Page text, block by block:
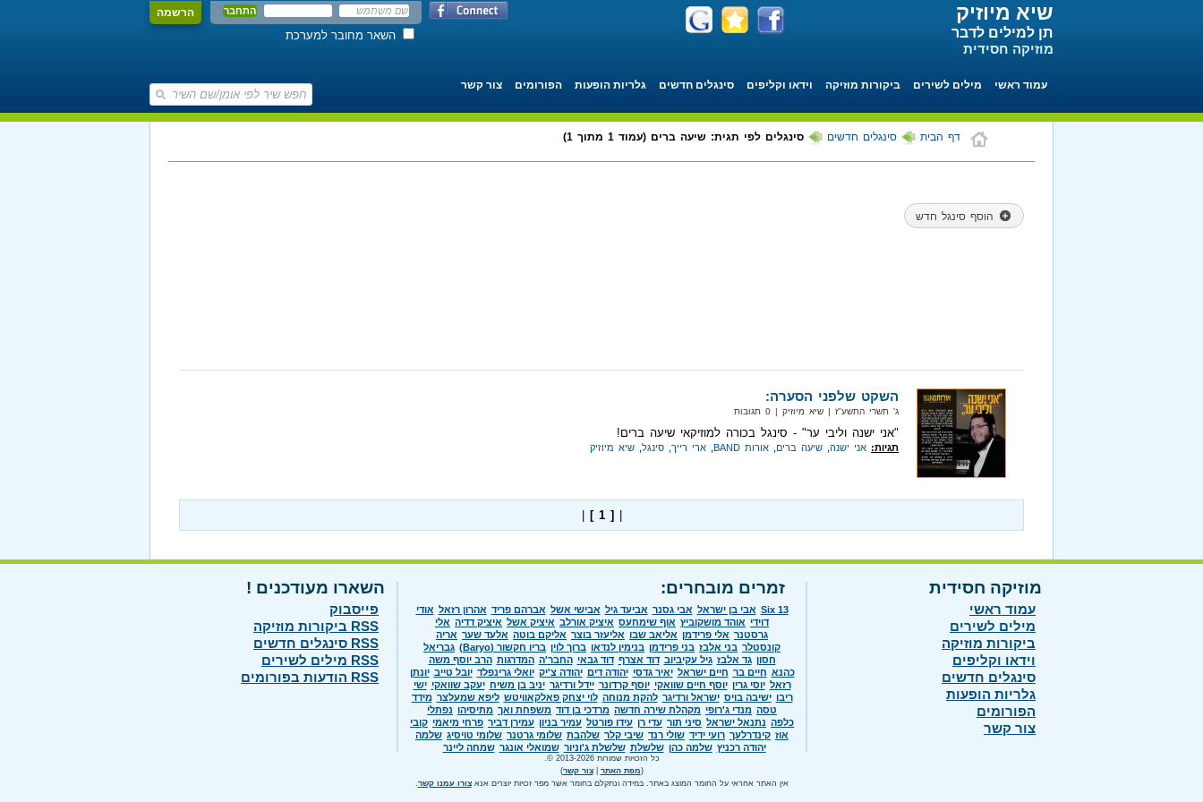
הרשמה
השאר מחובר למערכת
שיא מיוזיק
תן למילים לדבר
מוזיקה חסידית
עמוד ראשי מילים לשירים ביקורות מוזיקה וידאו וקליפים סינגלים חדשים גלריות הופעות הפורומים צור קשר
דף הבית סינגלים חדשים סינגלים לפי תגית: שיעה ברים (עמוד 1 מתוך 1)
הוסף סינגל חדש
השקט שלפני הסערה:
ג' תשרי התשע"ז‏ | שיא מיוזיק‏ | 0 תגובות
"אני ישנה וליבי ער" - סינגל בכורה למוזיקאי שיעה ברים!
תגיות: אני ישנה שיעה ברים אורות BAND ארי רייך סינגל שיא מיוזיק
[ 1 ]
מוזיקה חסידית
עמוד ראשי
מילים לשירים
ביקורות מוזיקה
וידאו וקליפים
סינגלים חדשים
גלריות הופעות
הפורומים
צור קשר
זמרים מובחרים:
Six 13 אבי בן ישראל אבי גסנר אביעד גיל אבישי אשל אברהם פריד אהרון רזאל אודי
דוידי אוהד מושקוביץ אוף שימחעס איציק אורלב איציק אשל איציק דדיה אלי
גרסטנר אלי פרידמן אליאב שבו אליעזר בוצר אליקם בוטה אלעד שער אריה
קונסטלר בני אלבז בני פרידמן בנימין לנדאו ברוך לוין בריו חקשור (Baryo)
גבריאל
חסון גד אלבז גיל עקיביוב דוד אצרף דוד גבאי החבר'ה המדרגות הרב יוסף משה
כהנא חיים בר חיים ישראל יאיר גדסי יהודה דים יהודה צ'יק יואלי גרינפלד יובל טייב יונתן
רזאל יוסי גרין יוסף חיים שוואקי יוסף קרדונר יידל ורדיגר יניב בן משיח יעקב שוואקי ישי
ריבו ישיבה בויס ישראל ורדיגר להקת מנוחה לוי יצחק פאלקאוויטש ליפא שמעלצר מידד
טסה מנדי ג'רופי מקהלת שירה חדשה מרדכי בן דוד משפחת ואך מתיסיהו נפתלי
כלפה נתנאל ישראל סיני תור עדי רן עידו פורטל עמיר בניון עמירן דביר פרחי מיאמי קובי
אוז קינדרלעך רועי ידיד שולי רנד שיבי קלר שלהבת שלומי גרטנר שלומי טויסיג שלמה
יהודה רכניץ שלמה כהן שלשלת שלשלת ג'וניור שמואלי אונגר שמחה ליינר
השארו מעודכנים !
פייסבוק
RSS ביקורות מוזיקה
RSS סינגלים חדשים
RSS מילים לשירים
RSS הודעות בפורומים
כל הזכויות שמורות 2013-2026 ©.
(מפת האתר |צור קשר)
אין האתר אחראי על החומר המוצג באתר. במידה ונתקלם בחומר אשר מפר זכויות יוצרים אנאצורו עמנו קשר.